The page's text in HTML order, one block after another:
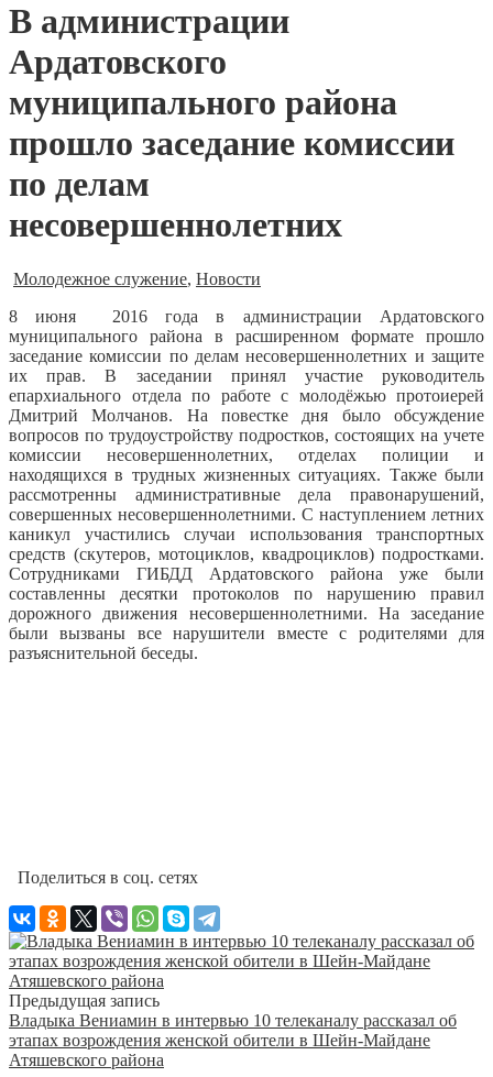
В администрации
Ардатовского
муниципального района
прошло заседание комиссии
по делам
несовершеннолетних
Молодежное служение, Новости
8 июня 2016 года в администрации Ардатовского
муниципального района в расширенном формате прошло
заседание комиссии по делам несовершеннолетних и защите
их прав. В заседании принял участие руководитель
епархиального отдела по работе с молодёжью протоиерей
Дмитрий Молчанов. На повестке дня было обсуждение
вопросов по трудоустройству подростков, состоящих на учете
комиссии несовершеннолетних, отделах полиции и
находящихся в трудных жизненных ситуациях. Также были
рассмотренны административные дела правонарушений,
совершенных несовершеннолетними. С наступлением летних
каникул участились случаи использования транспортных
средств (скутеров, мотоциклов, квадроциклов) подростками.
Сотрудниками ГИБДД Ардатовского района уже были
составленны десятки протоколов по нарушению правил
дорожного движения несовершеннолетними. На заседание
были вызваны все нарушители вместе с родителями для
разъяснительной беседы.
Поделиться в соц. сетях
Предыдущая запись
Владыка Вениамин в интервью 10 телеканалу рассказал об
этапах возрождения женской обители в Шейн-Майдане
Атяшевского района